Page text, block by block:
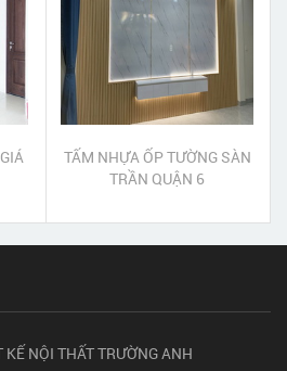
TẤM NHỰA ỐP TƯỜNG SÀN
TRẦN QUẬN 6
NỘI THẤT TRƯỜNG ANH